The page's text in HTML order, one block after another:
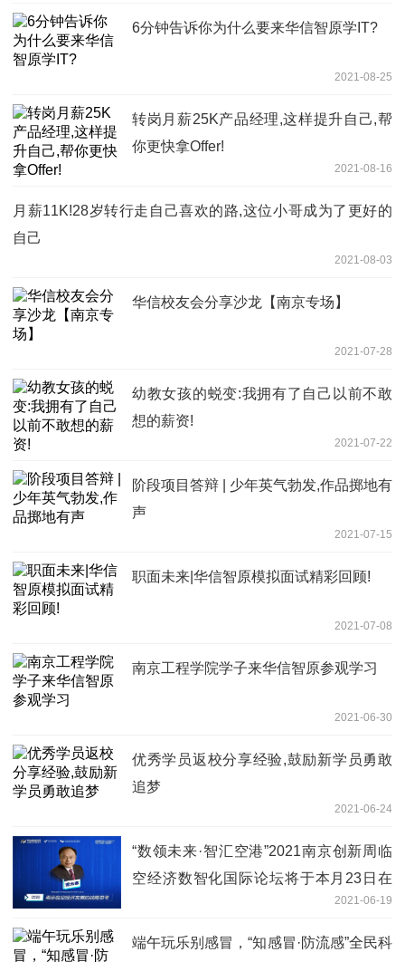
6分钟告诉你为什么要来华信智原学IT?
2021-08-25
转岗月薪25K产品经理,这样提升自己,帮
你更快拿Offer!
2021-08-16
月薪11K!28岁转行走自己喜欢的路,这位小哥成为了更好的
自己
2021-08-03
华信校友会分享沙龙【南京专场】
2021-07-28
幼教女孩的蜕变:我拥有了自己以前不敢
想的薪资!
2021-07-22
阶段项目答辩 | 少年英气勃发,作品掷地有
声
2021-07-15
职面未来|华信智原模拟面试精彩回顾!
2021-07-08
南京工程学院学子来华信智原参观学习
2021-06-30
优秀学员返校分享经验,鼓励新学员勇敢
追梦
2021-06-24
“数领未来·智汇空港”2021南京创新周临
空经济数智化国际论坛将于本月23日在
2021-06-19
端午玩乐别感冒，“知感冒·防流感”全民科